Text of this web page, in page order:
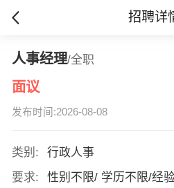
招聘详
人事经理/全职
面议
发布时间:2026-08-08
类别:
行政人事
要求:
性别不限/ 学历不限/经